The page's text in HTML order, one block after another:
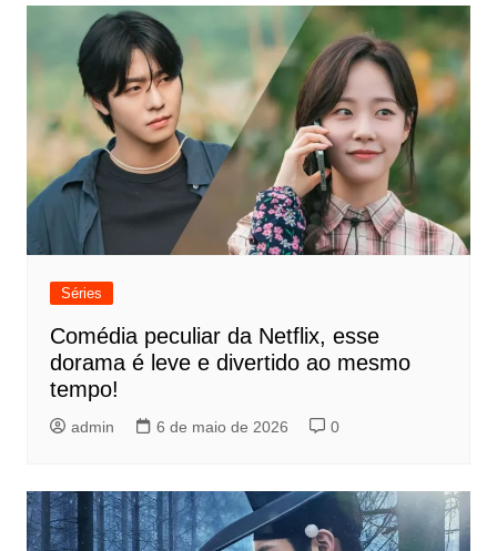
Séries
Comédia peculiar da Netflix, esse
dorama é leve e divertido ao mesmo
tempo!
admin 6 de maio de 2026 0